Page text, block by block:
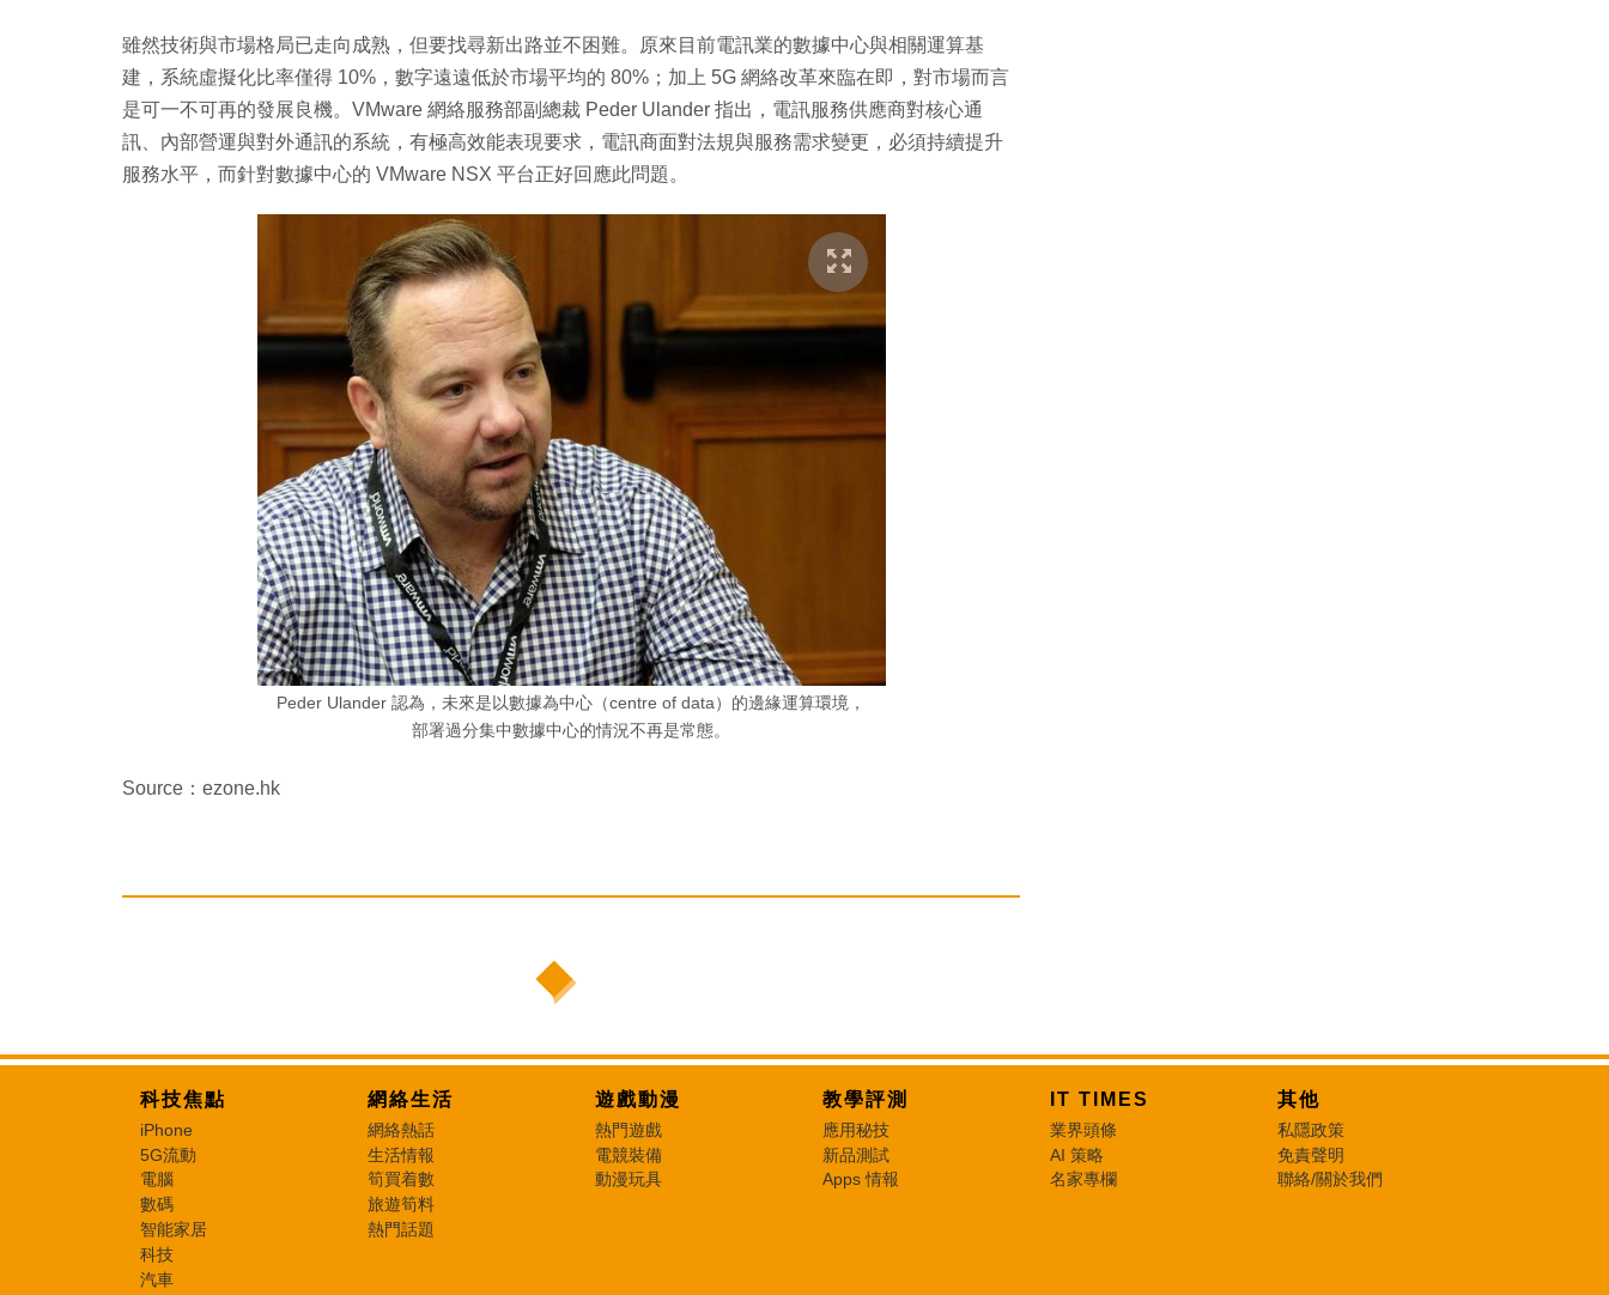
雖然技術與市場格局已走向成熟，但要找尋新出路並不困難。原來目前電訊業的數據中心與相關運算基
建，系統虛擬化比率僅得 10%，數字遠遠低於市場平均的 80%；加上 5G 網絡改革來臨在即，對市場而言
是可一不可再的發展良機。VMware 網絡服務部副總裁 Peder Ulander 指出，電訊服務供應商對核心通
訊、內部營運與對外通訊的系統，有極高效能表現要求，電訊商面對法規與服務需求變更，必須持續提升
服務水平，而針對數據中心的 VMware NSX 平台正好回應此問題。
Peder Ulander 認為，未來是以數據為中心（centre of data）的邊緣運算環境，
部署過分集中數據中心的情況不再是常態。
Source：ezone.hk
科技焦點
iPhone
5G流動
電腦
數碼
智能家居
科技
汽車
網絡生活
網絡熱話
生活情報
筍買着數
旅遊筍料
熱門話題
遊戲動漫
熱門遊戲
電競裝備
動漫玩具
教學評測
應用秘技
新品測試
Apps 情報
IT TIMES
業界頭條
AI 策略
名家專欄
其他
私隱政策
免責聲明
聯絡/關於我們